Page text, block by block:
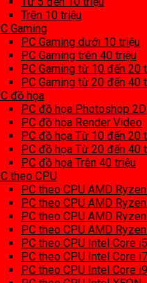
Trên 10 triệu
Gaming
PC Gaming dưới 10 triệu
PC Gaming trên 40 triệu
PC Gaming từ 10 đến 20
PC Gaming từ 20 đến 40
đồ họa
PC đồ họa Photoshop 2D
PC đồ họa Render Video
PC đồ họa Từ 10 đến 20
PC đồ họa Từ 20 đến 40
PC đồ họa Trên 40 triệu
theo CPU
PC theo CPU AMD
PC theo CPU AMD
PC theo CPU AMD
PC theo CPU AMD
PC theo CPU Intel Core i5
PC theo CPU Intel Core i7
PC theo CPU Intel Core i9